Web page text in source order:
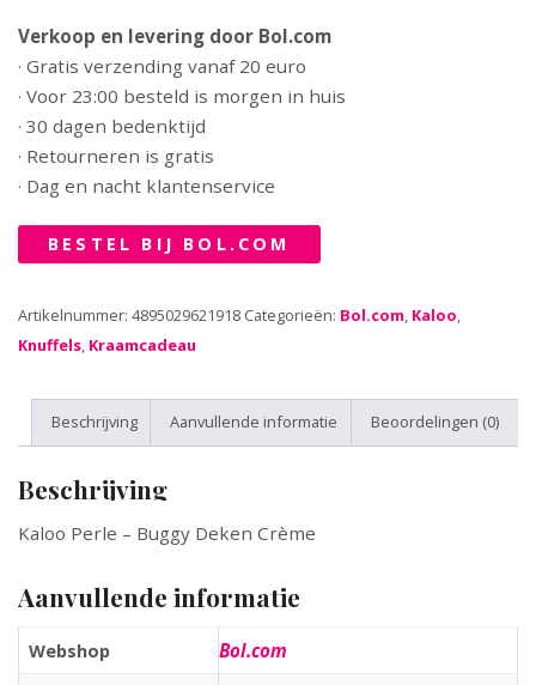
Verkoop en levering door Bol.com
· Gratis verzending vanaf 20 euro
· Voor 23:00 besteld is morgen in huis
· 30 dagen bedenktijd
· Retourneren is gratis
· Dag en nacht klantenservice
BESTEL BIJ BOL.COM
Artikelnummer: 4895029621918 Categorieën: Bol.com, Kaloo,
Knuffels, Kraamcadeau
Beschrijving Aanvullende informatie Beoordelingen (0)
Beschrijving
Kaloo Perle – Buggy Deken Crème
Aanvullende informatie
Webshop Bol.com